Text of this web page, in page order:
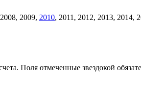
2009, 2010, 2011, 2012, 2013, 2014,
Поля отмеченные звездокой